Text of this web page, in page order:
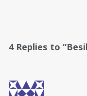
4 Replies to